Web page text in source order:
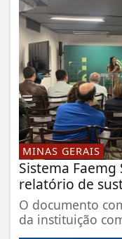
MINAS GERAIS
Sistema
relatório de
O documento
da instituição